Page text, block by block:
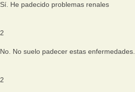
Sí. He padecido problemas renales
2
No. No suelo padecer estas enfermedades.
2